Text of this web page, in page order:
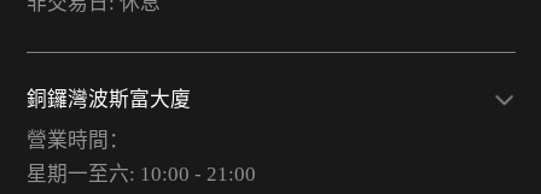
銅鑼灣波斯富大廈
營業時間：
星期一至六: 10:00 - 21:00